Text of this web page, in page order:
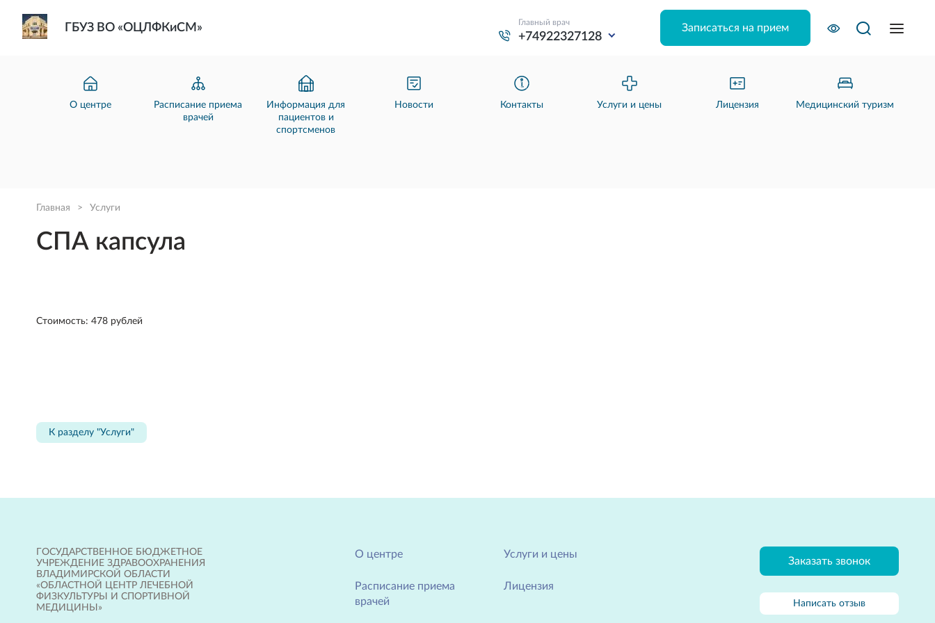
О центре
Расписание приема
врачей
Информация для
пациентов и
спортсменов
Новости Контакты Услуги и цены Лицензия Медицинский туризм
Главная > Услуги
СПА капсула
Стоимость: 478 рублей
К разделу "Услуги"
ГБУЗ ВО «ОЦЛФКиСМ» Главный врач
+74922327128
Записаться на прием
ГОСУДАРСТВЕННОЕ БЮДЖЕТНОЕ
УЧРЕЖДЕНИЕ ЗДРАВООХРАНЕНИЯ
ВЛАДИМИРСКОЙ ОБЛАСТИ
«ОБЛАСТНОЙ ЦЕНТР ЛЕЧЕБНОЙ
ФИЗКУЛЬТУРЫ И СПОРТИВНОЙ
МЕДИЦИНЫ»
О центре
Расписание приема
врачей
Услуги и цены
Лицензия
Заказать звонок
Написать отзыв